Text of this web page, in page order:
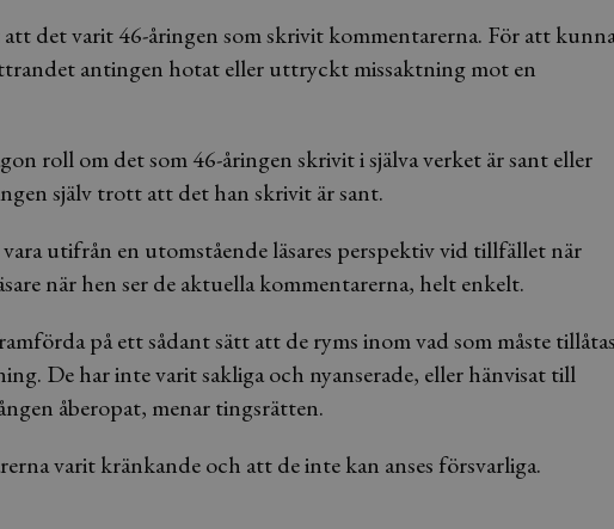
det varit 46-åringen som skrivit kommentarerna. För att
antingen hotat eller uttryckt missaktning mot en
roll om det som 46-åringen skrivit i själva verket är sant eller
själv trott att det han skrivit är sant.
utifrån en utomstående läsares perspektiv vid tillfället när
när hen ser de aktuella kommentarerna, helt enkelt.
på ett sådant sätt att de ryms inom vad som måste
De har inte varit sakliga och nyanserade, eller hänvisat till
åberopat, menar tingsrätten.
varit kränkande och att de inte kan anses försvarliga.